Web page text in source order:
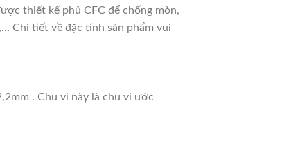
thiết kế phủ CFC để chống mòn,
Chi tiết về đặc tính sản phẩm vui
. Chu vi này là chu vi ước